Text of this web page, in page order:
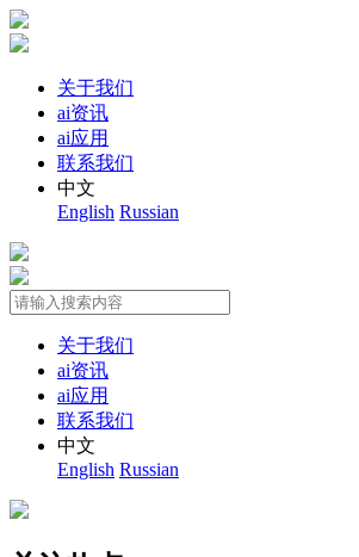
关于我们
ai资讯
ai应用
联系我们
中文
English Russian
关于我们
ai资讯
ai应用
联系我们
中文
English Russian